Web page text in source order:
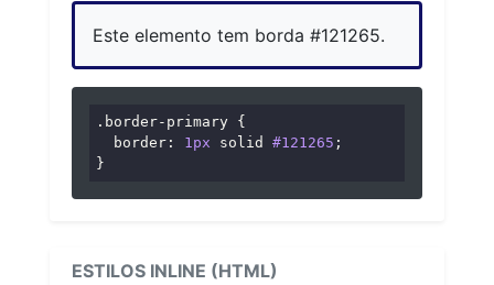
Este elemento tem borda #121265.
.border-primary {
border : 1px solid #121265 ;
}
ESTILOS INLINE (HTML)